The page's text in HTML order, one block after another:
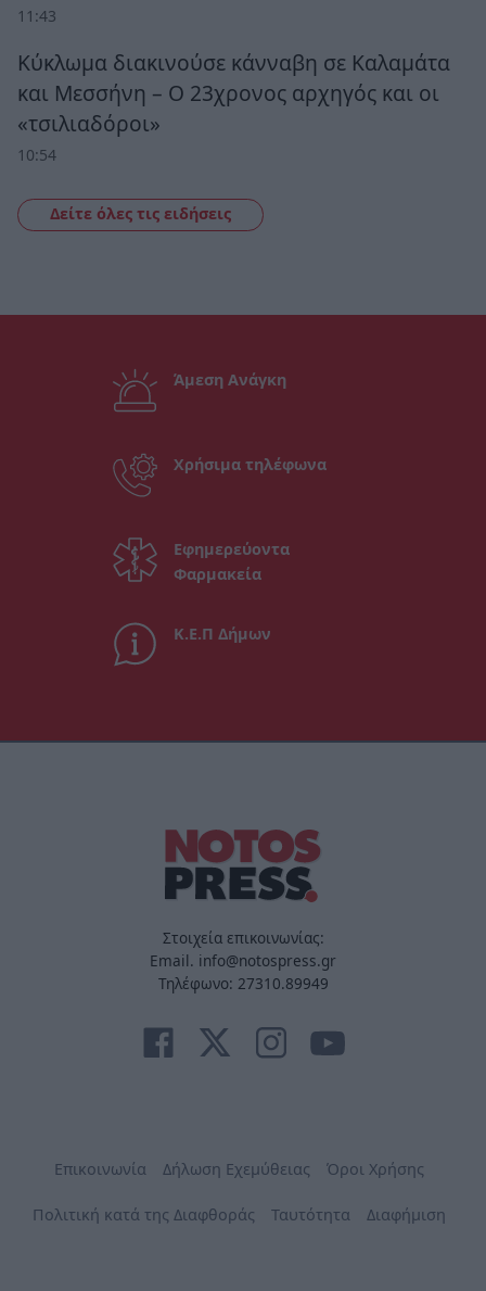
11:43
Κύκλωμα διακινούσε κάνναβη σε Καλαμάτα
και Μεσσήνη – Ο 23χρονος αρχηγός και οι
«τσιλιαδόροι»
10:54
Δείτε όλες τις ειδήσεις
Άμεση Ανάγκη
Χρήσιμα τηλέφωνα
Εφημερεύοντα
Φαρμακεία
Κ.Ε.Π Δήμων
Στοιχεία επικοινωνίας:
Email. info@notospress.gr
Τηλέφωνο: 27310.89949
Επικοινωνία Δήλωση Εχεμύθειας Όροι Χρήσης
Πολιτική κατά της Διαφθοράς Ταυτότητα Διαφήμιση